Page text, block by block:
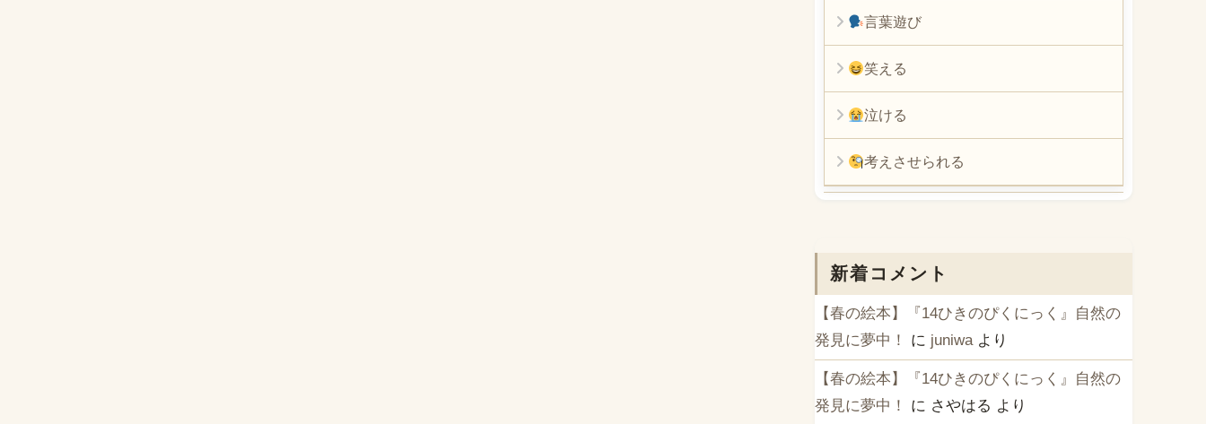
言葉遊び
笑える
泣ける
考えさせられる
新着コメント
【春の絵本】『14ひきのぴくにっく』自然の
発見に夢中！
に juniwa より
【春の絵本】『14ひきのぴくにっく』自然の
発見に夢中！
に さやはる より